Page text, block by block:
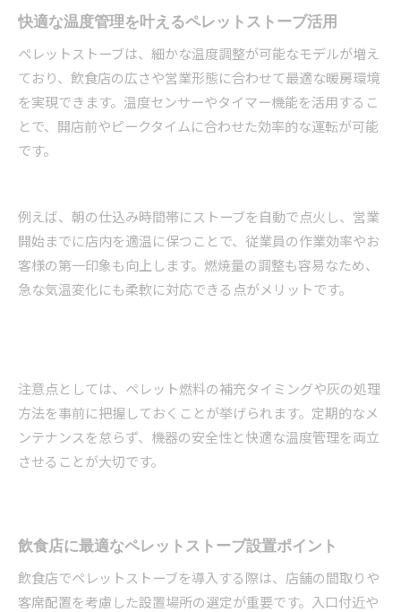
快適な温度管理を叶えるペレットストーブ活用
ペレットストーブは、細かな温度調整が可能なモデルが増え
ており、飲食店の広さや営業形態に合わせて最適な暖房環境
を実現できます。温度センサーやタイマー機能を活用するこ
とで、開店前やピークタイムに合わせた効率的な運転が可能
です。
例えば、朝の仕込み時間帯にストーブを自動で点火し、営業
開始までに店内を適温に保つことで、従業員の作業効率やお
客様の第一印象も向上します。燃焼量の調整も容易なため、
急な気温変化にも柔軟に対応できる点がメリットです。
注意点としては、ペレット燃料の補充タイミングや灰の処理
方法を事前に把握しておくことが挙げられます。定期的なメ
ンテナンスを怠らず、機器の安全性と快適な温度管理を両立
させることが大切です。
飲食店に最適なペレットストーブ設置ポイント
飲食店でペレットストーブを導入する際は、店舗の間取りや
客席配置を考慮した設置場所の選定が重要です。入口付近や